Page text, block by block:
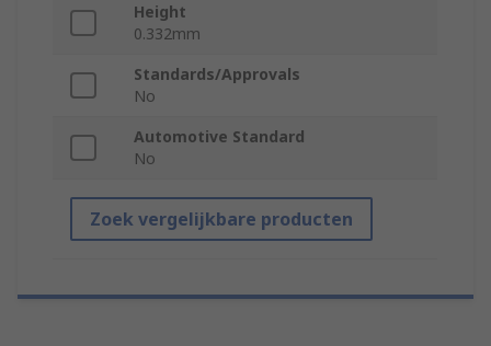
Height
0.332mm
Standards/Approvals
No
Automotive Standard
No
Zoek vergelijkbare producten